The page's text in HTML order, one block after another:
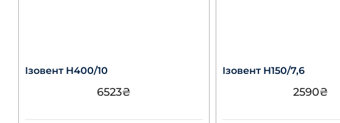
Ізовент Н400/10
6523₴
Ізовент Н150/7,6
2590₴